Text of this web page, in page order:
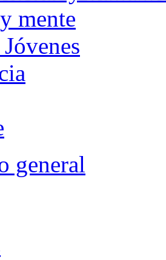
mente
general